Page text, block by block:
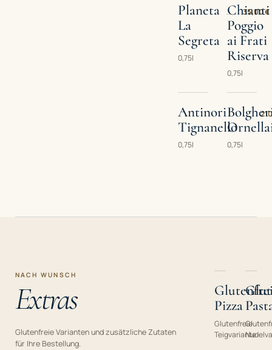
Planeta
La
Segreta
35,00 €
0,75l
Chianti
Poggio
ai Frati
Riserva
0,75l
Antinori
Tignanello
0,75l 0,75l
NACH WUNSCH
Extras
Glutenfreie Varianten und zusätzliche Zutaten
für Ihre Bestellung.
Pizza
Glutenfreie
Teigvariante